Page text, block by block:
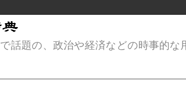
話題の、政治や経済などの時事的な